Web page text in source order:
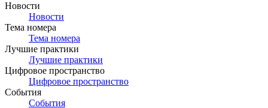
Новости
Новости
Тема номера
Тема номера
Лучшие практики
Лучшие практики
Цифровое пространство
Цифровое пространство
События
События